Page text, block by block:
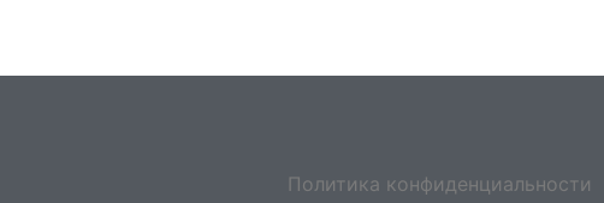
Политика конфиденциальности